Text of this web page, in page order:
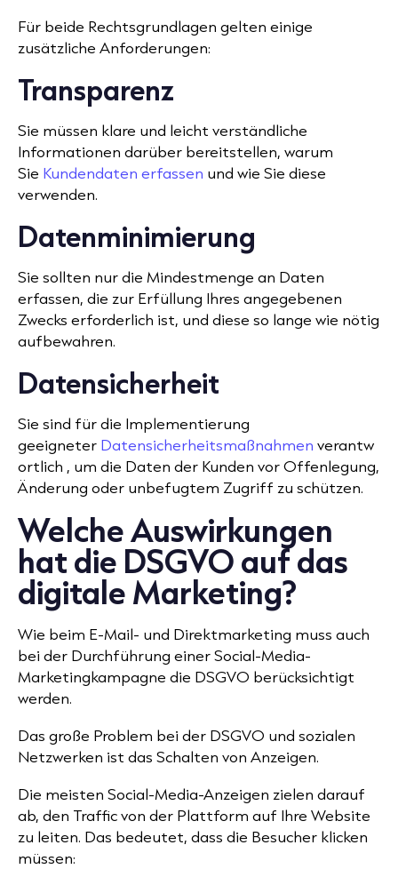
Für beide Rechtsgrundlagen gelten einige
zusätzliche Anforderungen:
Transparenz
Sie müssen klare und leicht verständliche
Informationen darüber bereitstellen, warum
Sie Kundendaten erfassen und wie Sie diese
verwenden.
Datenminimierung
Sie sollten nur die Mindestmenge an Daten
erfassen, die zur Erfüllung Ihres angegebenen
Zwecks erforderlich ist, und diese so lange wie nötig
aufbewahren.
Datensicherheit
Sie sind für die Implementierung
geeigneter Datensicherheitsmaßnahmen verantw
ortlich , um die Daten der Kunden vor Offenlegung,
Änderung oder unbefugtem Zugriff zu schützen.
Welche Auswirkungen
hat die DSGVO auf das
digitale Marketing?
Wie beim E-Mail- und Direktmarketing muss auch
bei der Durchführung einer Social-Media-
Marketingkampagne die DSGVO berücksichtigt
werden.
Das große Problem bei der DSGVO und sozialen
Netzwerken ist das Schalten von Anzeigen.
Die meisten Social-Media-Anzeigen zielen darauf
ab, den Traffic von der Plattform auf Ihre Website
zu leiten. Das bedeutet, dass die Besucher klicken
müssen: